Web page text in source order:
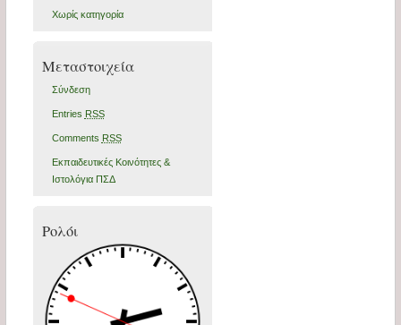
Χωρίς κατηγορία
Μεταστοιχεία
Σύνδεση
Entries RSS
Comments RSS
Εκπαιδευτικές Κοινότητες &
Ιστολόγια ΠΣΔ
Ρολόι